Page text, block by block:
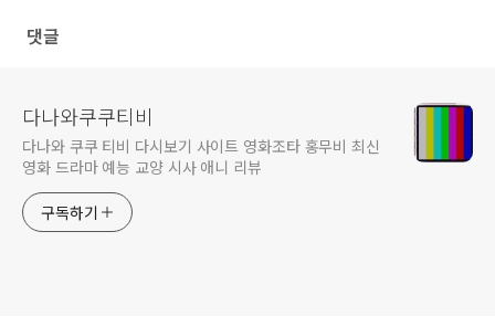
댓글
다나와쿠쿠티비
다나와 쿠쿠 티비 다시보기 사이트 영화조타 홍무비 최신
영화 드라마 예능 교양 시사 애니 리뷰
구독하기